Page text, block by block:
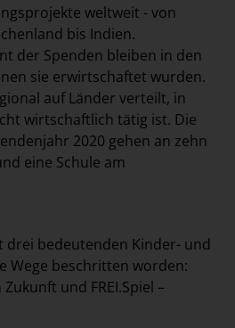
weltweit - von
bis Indien.
der Spenden bleiben in den
sie erwirtschaftet wurden.
auf Länder verteilt, in
wirtschaftlich tätig ist. Die
2020 gehen an zehn
eine Schule am
drei bedeutenden Kinder- und
Wege beschritten worden:
und FREI.Spiel –